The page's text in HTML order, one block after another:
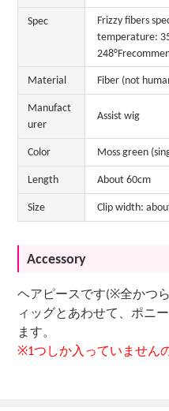
Spec
Frizzy fibers
temperature:
Material Fiber (not
Manufact
urer
Assist wig
Color Moss green
Length About 60cm
Size Clip width:
Accessory
ヘアピースです(※全かつ
ィッグとあわせて、ポニ
ます。
※1つしか入っていません